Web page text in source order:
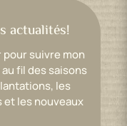
actualités!
suivre mon
fil des saisons
les
les nouveaux